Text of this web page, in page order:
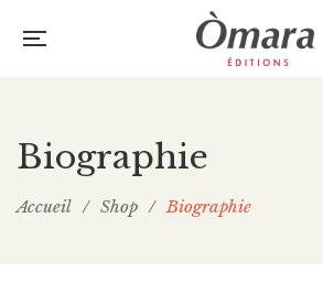
Biographie
Accueil / Shop / Biographie